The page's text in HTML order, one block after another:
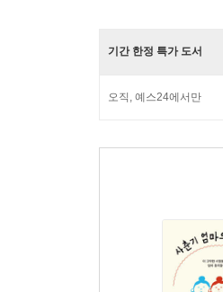
기간 한정 특가 도서
오직, 예스24에서만